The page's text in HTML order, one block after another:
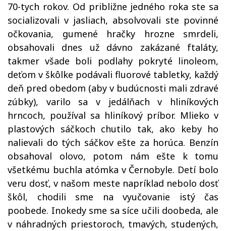
70-tych rokov. Od približne jedného roka ste sa
socializovali v jasliach, absolvovali ste povinné
očkovania, gumené hračky hrozne smrdeli,
obsahovali dnes už dávno zakázané ftaláty,
takmer všade boli podlahy pokryté linoleom,
deťom v škôlke podávali fluorové tabletky, každý
deň pred obedom (aby v budúcnosti mali zdravé
zúbky), varilo sa v jedálňach v hliníkových
hrncoch, používal sa hliníkový príbor. Mlieko v
plastových sáčkoch chutilo tak, ako keby ho
nalievali do tých sáčkov ešte za horúca. Benzín
obsahoval olovo, potom nám ešte k tomu
všetkému buchla atómka v Černobyle. Detí bolo
veru dosť, v našom meste napríklad nebolo dosť
škôl, chodili sme na vyučovanie istý čas
poobede. Inokedy sme sa síce učili doobeda, ale
v náhradných priestoroch, tmavých, studených,